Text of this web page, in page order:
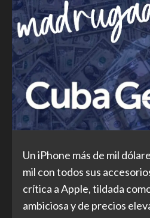
Un iPhone más de mil
mil con todos sus
crítica a Apple, tildada
ambiciosa y de precios